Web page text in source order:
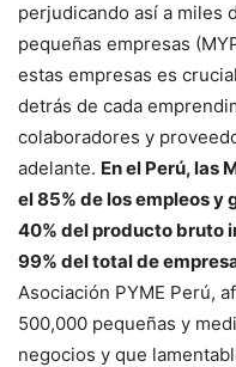
perjudicando así a miles
pequeñas empresas
estas empresas es
detrás de cada
colaboradores y
adelante. En el Perú, las
el 85% de los empleos
40% del producto bruto
99% del total de
Asociación PYME Perú,
500,000 pequeñas y
negocios y que